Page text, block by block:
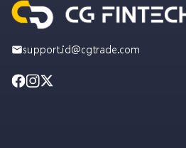
support.id@cgtrade.com